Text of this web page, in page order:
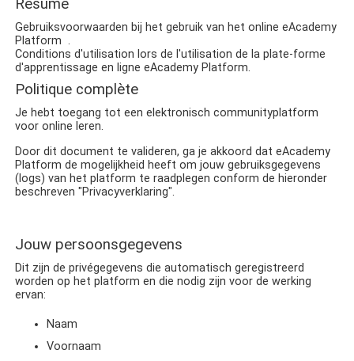
Résumé
Gebruiksvoorwaarden bij het gebruik van het onlineeAcademy
Platform .
Conditions d'utilisation lors de l'utilisation de la plate-forme
d'apprentissage en ligneeAcademy Platform.
Politique complète
Je hebt toegang tot een elektronisch communityplatform
voor online leren.
Door dit document te valideren, ga je akkoord dateAcademy
Platform de mogelijkheid heeft om jouw gebruiksgegevens
(logs) van het platform te raadplegen conform de hieronder
beschreven "Privacyverklaring".
Jouw persoonsgegevens
Dit zijn de privégegevens die automatisch geregistreerd
worden op het platform en die nodig zijn voor de werking
ervan:
Naam
Voornaam